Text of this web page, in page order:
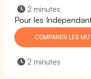
2 minutes
Pour les
COMPARER LES
2 minutes